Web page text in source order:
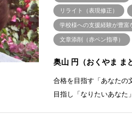
リライト（表現修正）
学校様への支援経験が豊富
文章添削（赤ペン指導）
奥山 円（おくやま ま
合格を目指す「あなたの
目指し「なりたいあな